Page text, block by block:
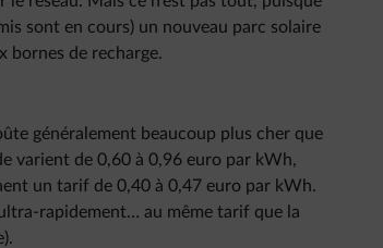
sont en cours) un nouveau parc solaire
bornes de recharge.
généralement beaucoup plus cher que
varient de 0,60 à 0,96 euro par kWh,
un tarif de 0,40 à 0,47 euro par kWh.
rapidement… au même tarif que la